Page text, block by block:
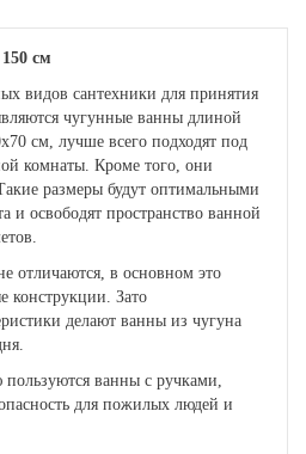
см
видов сантехники для принятия
чугунные ванны длиной
см, лучше всего подходят под
комнаты. Кроме того, они
размеры будут оптимальными
и освободят пространство ванной
отличаются, в основном это
конструкции. Зато
делают ванны из чугуна
ванны с ручками,
для пожилых людей и